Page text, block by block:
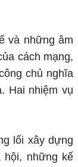
và những âm
cách mạng,
chủ nghĩa
Hai nhiệm vụ
lối xây dựng
hội, những kế